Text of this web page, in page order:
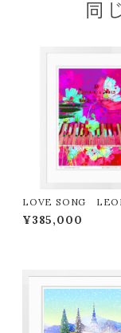
同
LOVE SONG
SHIMA版画作品77作
ライン限定特典付き作品
¥385,000